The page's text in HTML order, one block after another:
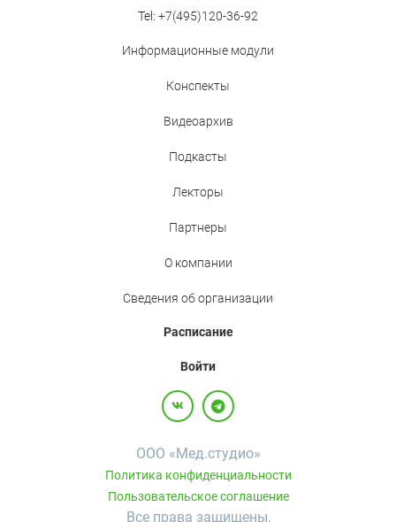
Tel: +7(495)120-36-92
Информационные модули
Конспекты
Видеоархив
Подкасты
Лекторы
Партнеры
О компании
Сведения об организации
Расписание
Войти
ООО «Мед.студио»
Политика конфиденциальности
Пользовательское соглашение
Все права защищены,